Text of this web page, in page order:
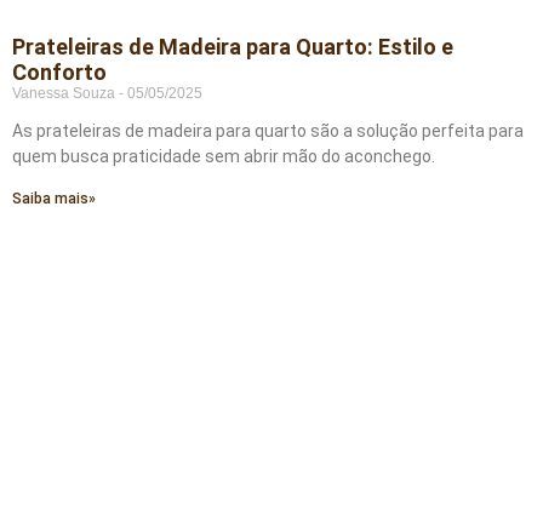
Prateleiras de Madeira para Quarto: Estilo e
Conforto
Vanessa Souza 05/05/2025
As prateleiras de madeira para quarto são a solução perfeita para
quem busca praticidade sem abrir mão do aconchego.
Saiba mais»